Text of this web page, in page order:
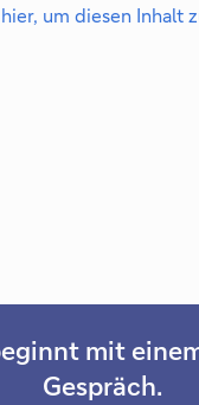
um diesen Inhalt
mit
Gespräch.